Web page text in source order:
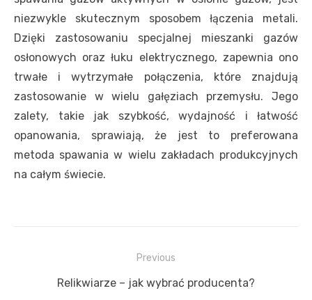
niezwykle skutecznym sposobem łączenia metali.
Dzięki zastosowaniu specjalnej mieszanki gazów
osłonowych oraz łuku elektrycznego, zapewnia ono
trwałe i wytrzymałe połączenia, które znajdują
zastosowanie w wielu gałęziach przemysłu. Jego
zalety, takie jak szybkość, wydajność i łatwość
opanowania, sprawiają, że jest to preferowana
metoda spawania w wielu zakładach produkcyjnych
na całym świecie.
wpisu
Previous
Previous
Relikwiarze – jak wybrać producenta?